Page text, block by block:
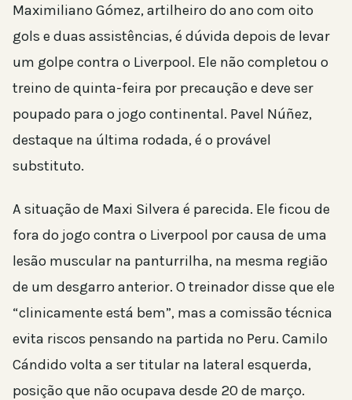
Maximiliano Gómez, artilheiro do ano com oito
gols e duas assistências, é dúvida depois de levar
um golpe contra o Liverpool. Ele não completou o
treino de quinta-feira por precaução e deve ser
poupado para o jogo continental. Pavel Núñez,
destaque na última rodada, é o provável
substituto.
A situação de Maxi Silvera é parecida. Ele ficou de
fora do jogo contra o Liverpool por causa de uma
lesão muscular na panturrilha, na mesma região
de um desgarro anterior. O treinador disse que ele
“clinicamente está bem”, mas a comissão técnica
evita riscos pensando na partida no Peru. Camilo
Cándido volta a ser titular na lateral esquerda,
posição que não ocupava desde 20 de março.